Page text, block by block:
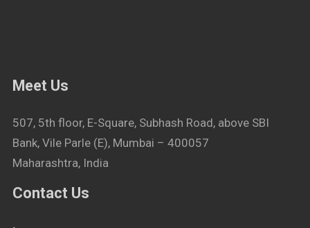
Meet Us
507, 5th floor, E-Square, Subhash Road, above SBI
Bank, Vile Parle (E), Mumbai – 400057
Maharashtra, India
Contact Us